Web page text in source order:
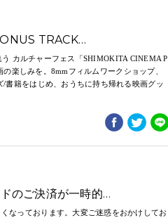
TRACK…
カルチャーフェス「SHIMOKITA CINEMA P
楽しみを。8mmフィルムワークショップ、
書籍をはじめ、おうちに持ち帰れる映画グッ
のご決済が一時的…
なっております。大変ご迷惑をおかけしてお